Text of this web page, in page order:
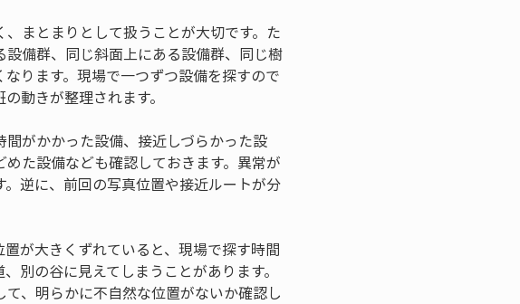
まとまりとして扱うことが大切です。た
備群、同じ斜面上にある設備群、同じ樹
ります。現場で一つずつ設備を探すので
動きが整理されます。
がかかった設備、接近しづらかった設
た設備なども確認しておきます。異常が
逆に、前回の写真位置や接近ルートが分
が大きくずれていると、現場で探す時間
別の谷に見えてしまうことがあります。
、明らかに不自然な位置がないか確認し